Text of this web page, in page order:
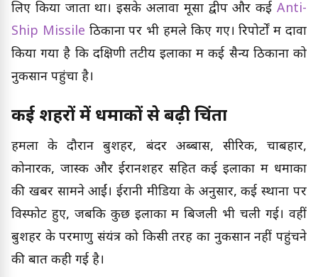
लिए किया जाता था। इसके अलावा मूसा द्वीप और कई Anti-
Ship Missile ठिकानों पर भी हमले किए गए। रिपोर्टों में दावा
किया गया है कि दक्षिणी तटीय इलाकों में कई सैन्य ठिकानों को
नुकसान पहुंचा है।
कई शहरों में धमाकों से बढ़ी चिंता
हमलों के दौरान बुशहर, बंदर अब्बास, सीरिक, चाबहार,
कोनारक, जास्क और ईरानशहर सहित कई इलाकों में धमाकों
की खबरें सामने आईं। ईरानी मीडिया के अनुसार, कई स्थानों पर
विस्फोट हुए, जबकि कुछ इलाकों में बिजली भी चली गई। वहीं
बुशहर के परमाणु संयंत्र को किसी तरह का नुकसान नहीं पहुंचने
की बात कही गई है।